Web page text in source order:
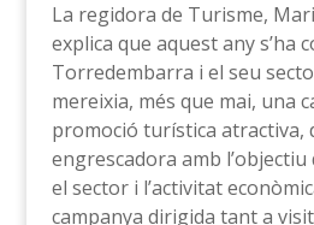
La regidora de Turisme,
explica que aquest any s’ha
Torredembarra i el seu
mereixia, més que mai, una
promoció turística atractiva,
engrescadora amb l’objectiu
el sector i l’activitat
campanya dirigida tant a